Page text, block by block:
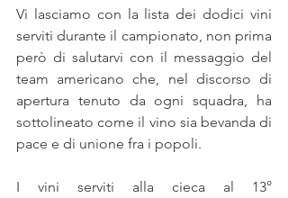
Vi lasciamo con la lista dei dodici vini
serviti durante il campionato, non prima
però di salutarvi con il messaggio del
team americano che, nel discorso di
apertura tenuto da ogni squadra, ha
sottolineato come il vino sia bevanda di
pace e di unione fra i popoli.
I vini serviti alla cieca al 13°